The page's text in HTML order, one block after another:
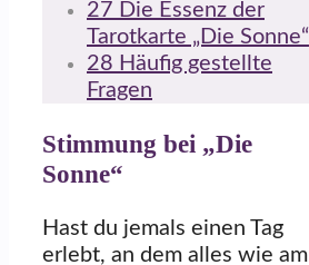
27 Die Essenz der
Tarotkarte „Die Sonne“
28 Häufig gestellte
Fragen
Stimmung bei „Die
Sonne“
Hast du jemals einen Tag
erlebt, an dem alles wie am